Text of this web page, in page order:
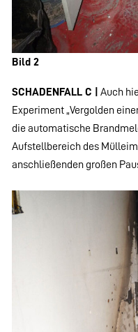
Bild 2
SCHADENFALL C |
Auch
Experiment „Vergolden
die automatische
Aufstellbereich des
anschließenden großen